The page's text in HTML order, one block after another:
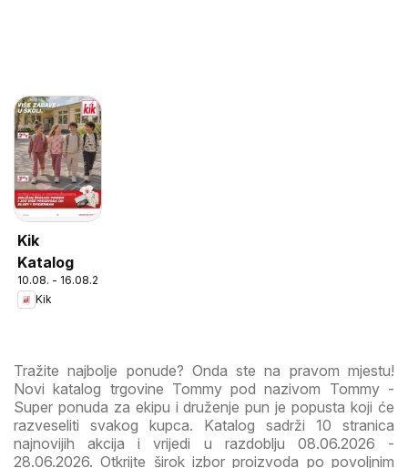
Kik
Katalog
10.08. - 16.08.2026
Kik
Tražite najbolje ponude? Onda ste na pravom mjestu!
Novi katalog trgovine Tommy pod nazivom Tommy -
Super ponuda za ekipu i druženje pun je popusta koji će
razveseliti svakog kupca. Katalog sadrži 10 stranica
najnovijih akcija i vrijedi u razdoblju 08.06.2026 -
28.06.2026. Otkrijte širok izbor proizvoda po povoljnim